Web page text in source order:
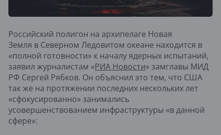
Российский полигон на архипелаге Новая
Земля в Северном Ледовитом океане находится в
«полной готовности» к началу ядерных испытаний,
заявил журналистам «РИА Новости» замглавы МИД
РФ Сергей Рябков. Он объяснил это тем, что США
так же на протяжении последних нескольких лет
«сфокусированно» занимались
усовершенствованием инфраструктуры «в данной
сфере»: